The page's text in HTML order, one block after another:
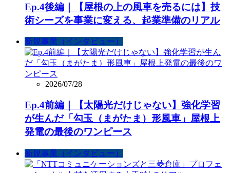
Ep.4後編｜【屋根の上の風車を売るには】技
術シーズを事業に変える、起業準備のリアル
新規事業（インタビュー）
2026/07/28
Ep.4前編｜【太陽光だけじゃない】強化学習
が生んだ「勾玉（まがたま）形風車」屋根上
発電の最後のワンピース
新規事業（インタビュー）